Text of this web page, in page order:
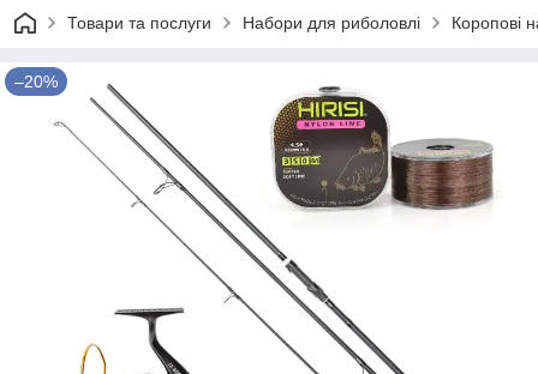
Товари та послуги Набори для риболовлі Коропові
–20%